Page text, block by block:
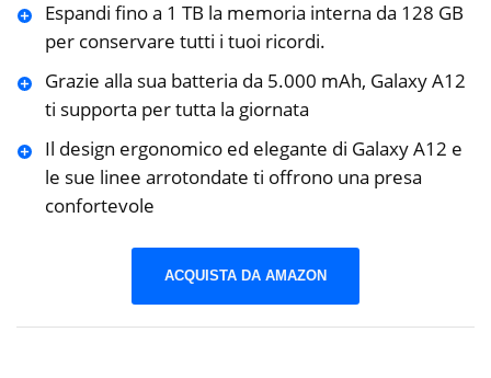
Espandi fino a 1 TB la memoria interna da 128 GB
per conservare tutti i tuoi ricordi.
Grazie alla sua batteria da 5.000 mAh, Galaxy A12
ti supporta per tutta la giornata
Il design ergonomico ed elegante di Galaxy A12 e
le sue linee arrotondate ti offrono una presa
confortevole
ACQUISTA DA AMAZON